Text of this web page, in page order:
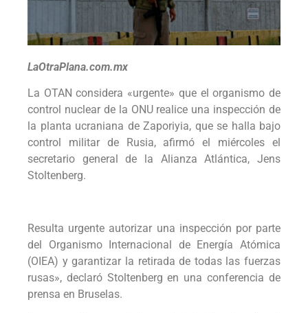
LaOtraPlana.com.mx
La OTAN considera «urgente» que el organismo de
control nuclear de la ONU realice una inspección de
la planta ucraniana de Zaporiyia, que se halla bajo
control militar de Rusia, afirmó el miércoles el
secretario general de la Alianza Atlántica, Jens
Stoltenberg.
Resulta urgente autorizar una inspección por parte
del Organismo Internacional de Energía Atómica
(OIEA) y garantizar la retirada de todas las fuerzas
rusas», declaró Stoltenberg en una conferencia de
prensa en Bruselas.